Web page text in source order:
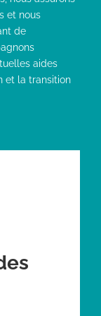
et nous
de
aides
et la transition